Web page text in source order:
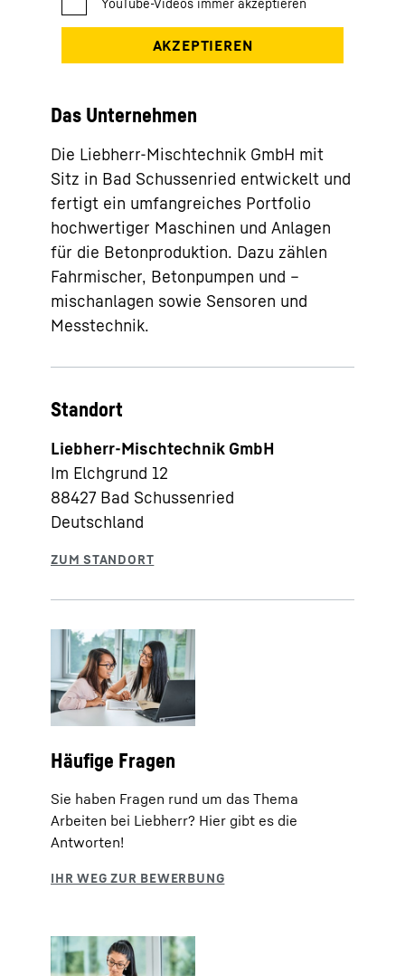
Das Unternehmen
Die Liebherr-Mischtechnik GmbH mit
Sitz in Bad Schussenried entwickelt und
fertigt ein umfangreiches Portfolio
hochwertiger Maschinen und Anlagen
für die Betonproduktion. Dazu zählen
Fahrmischer, Betonpumpen und –
mischanlagen sowie Sensoren und
Messtechnik.
Standort
Liebherr-Mischtechnik GmbH
Im Elchgrund 12
88427 Bad Schussenried
Deutschland
Häufige Fragen
Sie haben Fragen rund um das Thema
Arbeiten bei Liebherr? Hier gibt es die
Antworten!